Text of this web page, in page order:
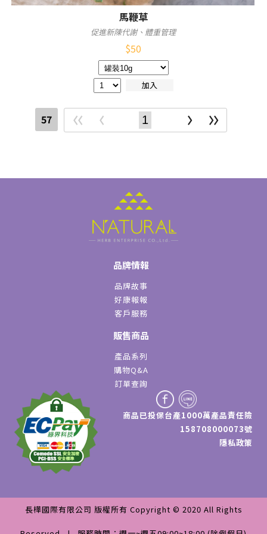
馬鞭草
促進新陳代謝、體重管理
$50
加入
57
品牌情報
品牌故事
好康報報
客戶服務
販售商品
產品系列
購物Q&A
訂單查詢
商品已投保台產1000萬產品責任險
158708000073號
隱私政策
長樺國際有限公司 版權所有 Copyright © 2020 All Rights